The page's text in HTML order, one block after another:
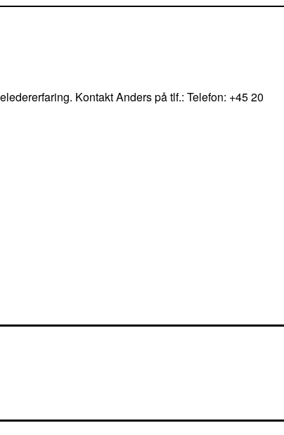
Kontakt Anders på tlf.: Telefon: +45 20